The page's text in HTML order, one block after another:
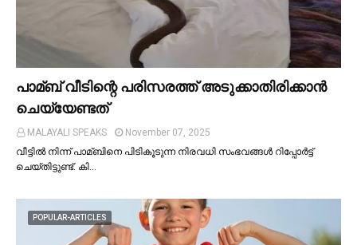
പാമ്ബ് വീടിന്റെ പരിസരത്ത് അടുക്കാതിരിക്കാൻ
ചെയ്യേണ്ടത്
MALAYALI SPEAKS
November 07, 2025
വീട്ടില്‍ നിന്ന് പാമ്ബിനെ പിടികൂടുന്ന നിരവധി സംഭവങ്ങള്‍ റിപ്പോർട്ട്
ചെയ്തിട്ടുണ്ട്. കി…
POPULAR-ARTICLES